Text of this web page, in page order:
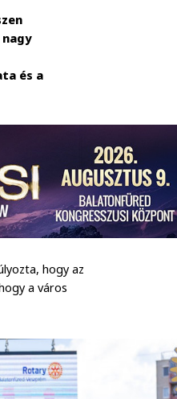
és a
hogy az
a város